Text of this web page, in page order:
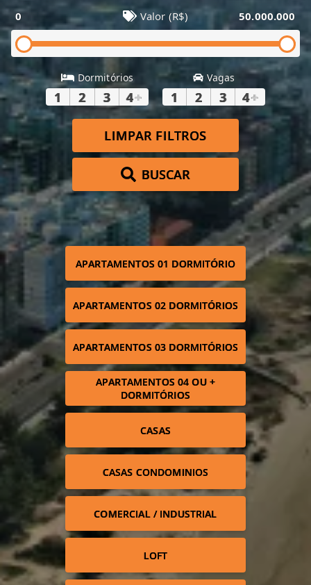
0 Valor (R$) 50.000.000
Dormitórios
1 2 3 4+
Vagas
1 2 3 4+
LIMPAR FILTROS
BUSCAR
APARTAMENTOS 01 DORMITÓRIO
APARTAMENTOS 02 DORMITÓRIOS
APARTAMENTOS 03 DORMITÓRIOS
APARTAMENTOS 04 OU +
DORMITÓRIOS
CASAS
CASAS CONDOMINIOS
COMERCIAL / INDUSTRIAL
LOFT